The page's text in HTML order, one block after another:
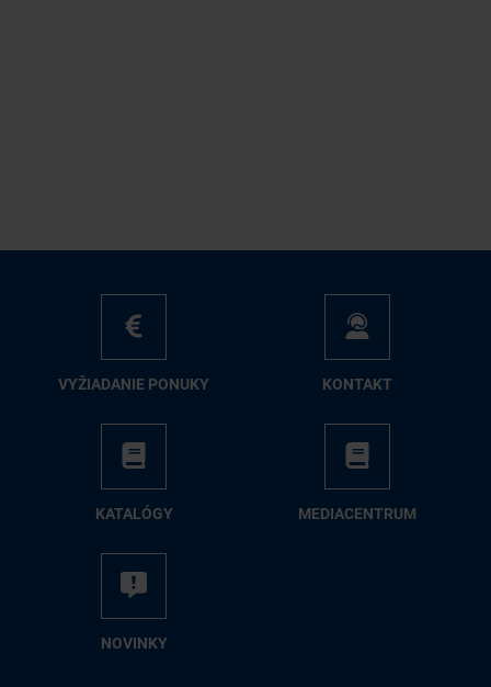
VY­ŽIA­DA­NIE PO­NU­KY KON­TAKT
KA­TA­LÓ­GY ME­DIA­CEN­TRUM
NO­VIN­KY